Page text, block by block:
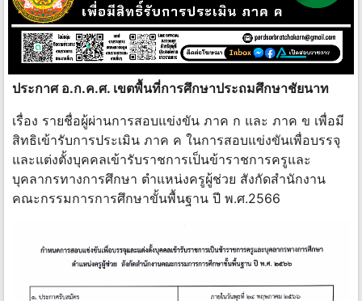
ประกาศ อ.ก.ค.ศ. เขตพื้นที่การศึกษาประถมศึกษาชัยนาท
เรื่อง รายชื่อผู้ผ่านการสอบแข่งขัน ภาค ก และ ภาค ข เพื่อมี
สิทธิเข้ารับการประเมิน ภาค ค ในการสอบแข่งขันเพื่อบรรจุ
และแต่งตั้งบุคคลเข้ารับราชการเป็นข้าราชการครูและ
บุคลากรทางการศึกษา ตำแหน่งครูผู้ช่วย สังกัดสำนักงาน
คณะกรรมการการศึกษาขั้นพื้นฐาน ปี พ.ศ.2566